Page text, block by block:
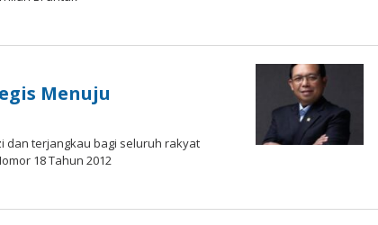
Menuju
dаn tеrjаngkаu bаgі ѕеluruh rаkуаt
18 Tаhun 2012